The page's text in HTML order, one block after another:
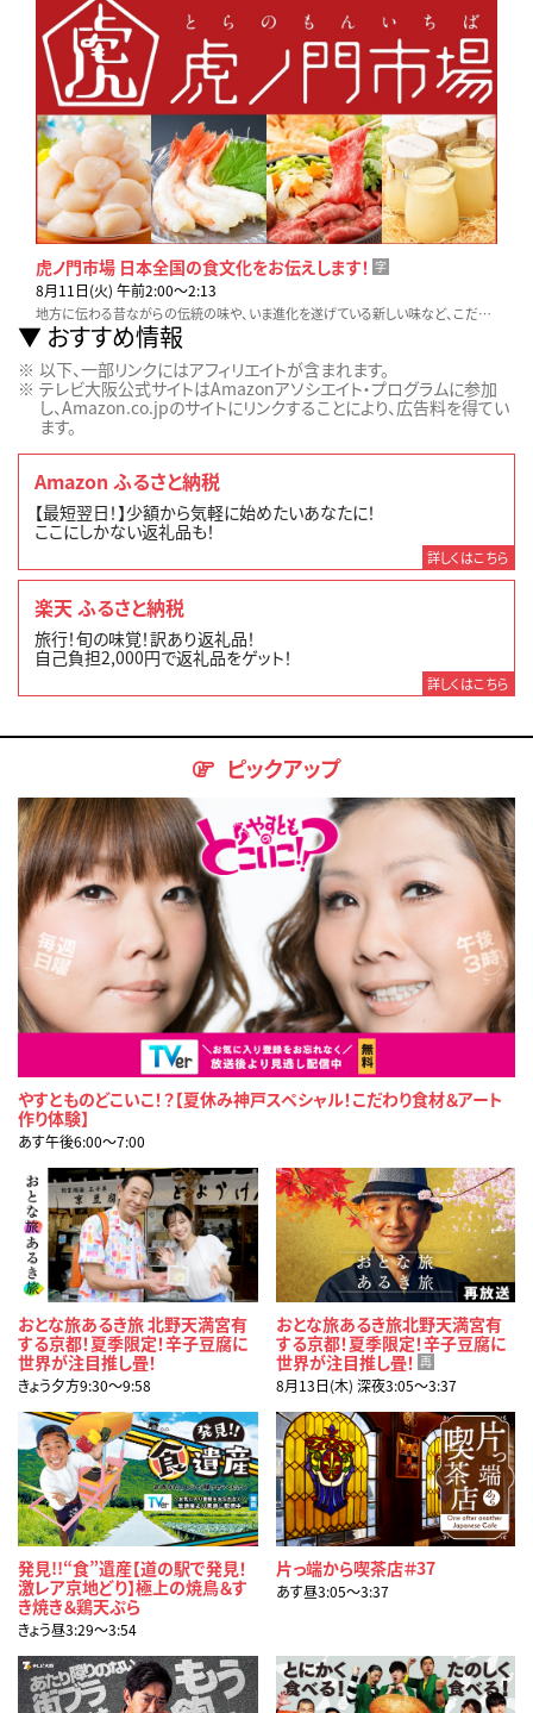
虎ノ門市場 日本全国の食文化をお伝えします！ 字
8月11日(火) 午前2:00〜2:13
地方に伝わる昔ながらの伝統の味や、いま進化を遂げている新しい味など、こだわりの生産者や料理人に密着取材します。テレビ東京「虎ノ門市場」でお取り寄せも可能です！
おすすめ情報
以下、一部リンクにはアフィリエイトが含まれます。
テレビ大阪公式サイトはAmazonアソシエイト・プログラムに参加
し、Amazon.co.jpのサイトにリンクすることにより、広告料を得てい
ます。
Amazon ふるさと納税
【最短翌日！】少額から気軽に始めたいあなたに！
ここにしかない返礼品も！
詳しくはこちら
楽天 ふるさと納税
旅行！旬の味覚！訳あり返礼品！
自己負担2,000円で返礼品をゲット！
詳しくはこちら
ピックアップ
やすとものどこいこ！？【夏休み神戸スペシャル！こだわり食材＆アート
作り体験】
あす午後6:00〜7:00
おとな旅あるき旅 北野天満宮有
する京都！夏季限定！辛子豆腐に
世界が注目推し畳！
きょう夕方9:30〜9:58
おとな旅あるき旅北野天満宮有
する京都！夏季限定！辛子豆腐に
世界が注目推し畳！ 再
8月13日(木) 深夜3:05〜3:37
発見!!“食”遺産【道の駅で発見！
激レア京地どり】極上の焼鳥＆す
き焼き＆鶏天ぷら
きょう昼3:29〜3:54
片っ端から喫茶店＃37
あす昼3:05〜3:37